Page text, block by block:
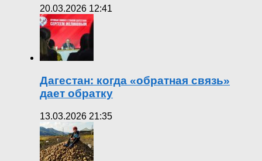
20.03.2026 12:41
Дагестан: когда «обратная связь»
дает обратку
13.03.2026 21:35